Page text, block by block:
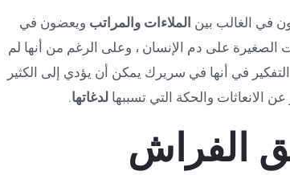
في الغالب بين الملاءات والمراتب ويعضون في
الصغيرة على دم الإنسان ، وعلى الرغم من أنها لم
في أنها في سريرك يمكن أن يؤدي إلى الكثير
الانعاثات والحكة التي تسببهالدغاتها.
الفراش